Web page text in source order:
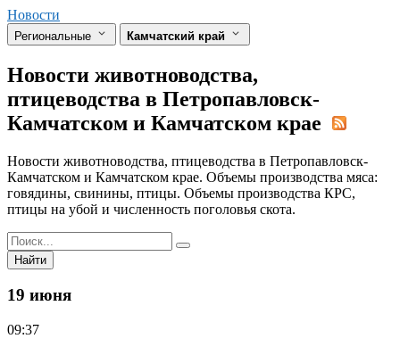
Новости
Региональные Камчатский край
Новости животноводства,
птицеводства в Петропавловск-
Камчатском и Камчатском крае
Новости животноводства, птицеводства в Петропавловск-
Камчатском и Камчатском крае. Объемы производства мяса:
говядины, свинины, птицы. Объемы производства КРС,
птицы на убой и численность поголовья скота.
Найти
19 июня
09:37